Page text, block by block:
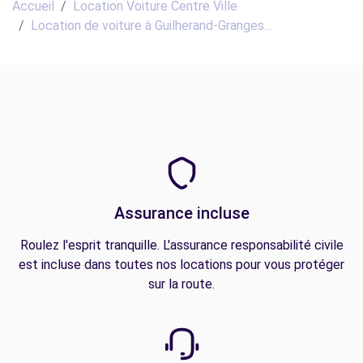
Accueil
Location Voiture Centre Ville
Location de voiture à Guilherand-Granges...
Assurance incluse
Roulez l'esprit tranquille. L'assurance responsabilité civile
est incluse dans toutes nos locations pour vous protéger
sur la route.